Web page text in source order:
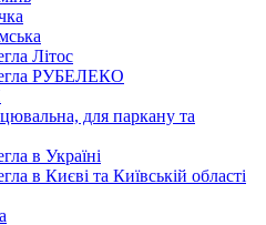
Літос
РУБЕЛЕКО
для паркану та
в Україні
в Києві та Київській області